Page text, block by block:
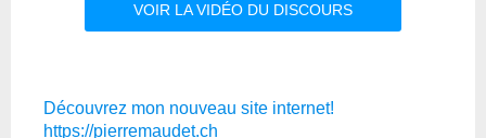
VOIR LA VIDÉO DU DISCOURS
Découvrez mon nouveau site internet!
https://pierremaudet.ch